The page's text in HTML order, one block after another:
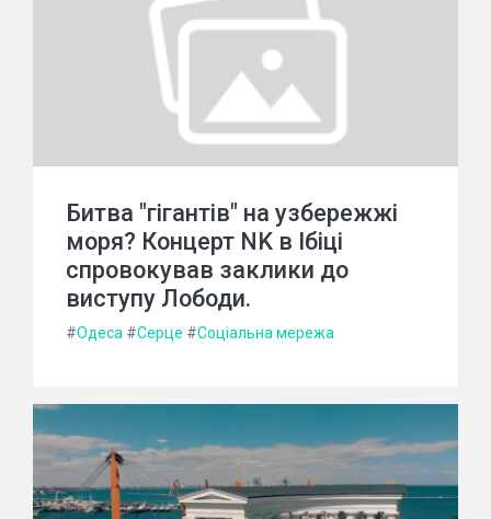
Битва "гігантів" на узбережжі
моря? Концерт NK в Ібіці
спровокував заклики до
виступу Лободи.
#Одеса #Серце #Соціальна мережа